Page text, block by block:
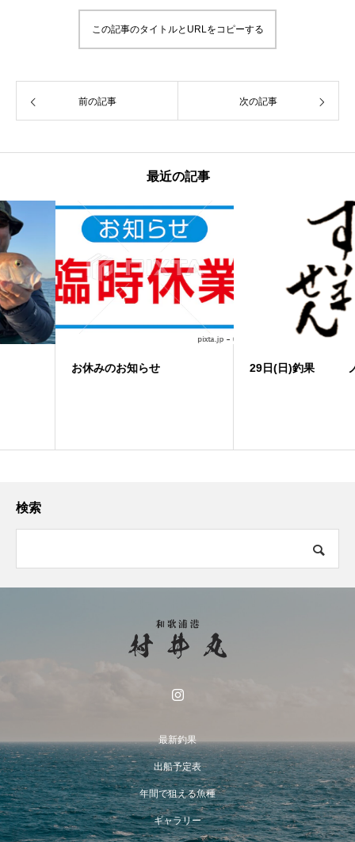
この記事のタイトルとURLをコピーする
前の記事 次の記事
最近の記事
お休みのお知らせ 29日(日)釣果 ノマセ便
検索
最新釣果
出船予定表
年間で狙える魚種
ギャラリー